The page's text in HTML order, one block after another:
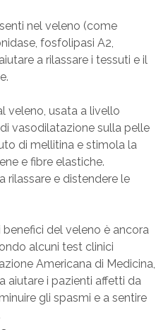
nel veleno (come
fosfolipasi A2,
a rilassare i tessuti e il
veleno, usata a livello
vasodilatazione sulla pelle
di mellitina e stimola la
e fibre elastiche.
rilassare e distendere le
benefici del veleno è ancora
alcuni test clinici
Americana di Medicina,
aiutare i pazienti affetti da
gli spasmi e a sentire